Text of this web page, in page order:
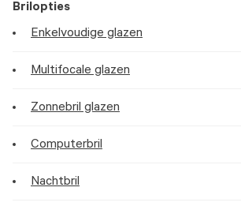
Brilopties
Enkelvoudige glazen
Multifocale glazen
Zonnebril glazen
Computerbril
Nachtbril